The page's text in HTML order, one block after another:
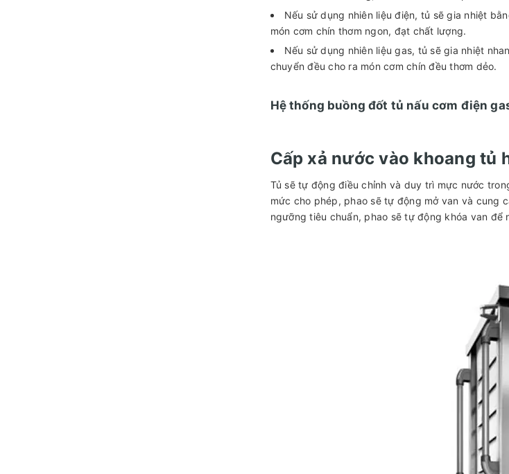
Nếu sử dụng nhiên liệu điện, tủ sẽ gia nhiệt
món cơm chín thơm ngon, đạt chất lượng.
Nếu sử dụng nhiên liệu gas, tủ sẽ gia nhiệt
chuyển đều cho ra món cơm chín đều thơm dẻo.
Hệ thống buồng đốt tủ nấu cơm điện
Cấp xả nước vào khoang tủ
Tủ sẽ tự động điều chỉnh và duy trì mực nước
mức cho phép, phao sẽ tự động mở van và cung
ngưỡng tiêu chuẩn, phao sẽ tự động khóa van để